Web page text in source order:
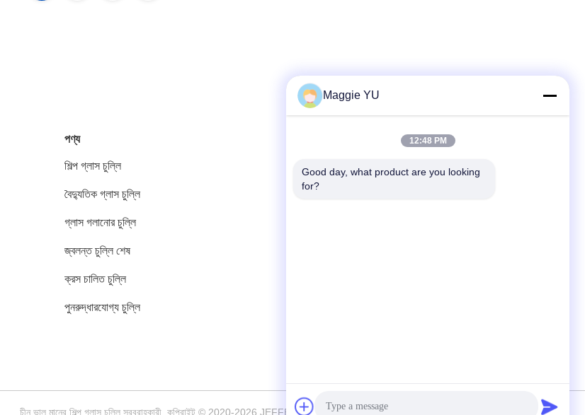
পণ্য
শিল্প গ্লাস চুল্লি
বৈদ্যুতিক গ্লাস চুল্লি
গ্লাস গলানোর চুল্লি
জ্বলন্ত চুল্লি শেষ
ক্রস চালিত চুল্লি
পুনরুদ্ধারযোগ্য চুল্লি
টেলিফোন
চীন ভাল মানের শিল্প গ্লাস চুল্লি সরবরাহকারী. কপিরাইট © 2020-2026 JEFFER Engineering and Technology Co.,Ltd . সমস্ত অধিকার সংরক্ষিত.
Maggie YU
12:48 PM
Good day, what product are you looking
for?